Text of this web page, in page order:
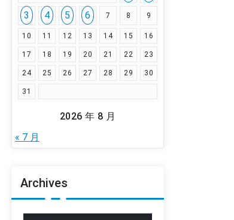
2026 年 8 月
3
4 5 6 7 8 9
10 11 12 13 14 15 16
17 18 19 20 21 22 23
24 25 26 27 28 29 30
31
« 7 月
Archives